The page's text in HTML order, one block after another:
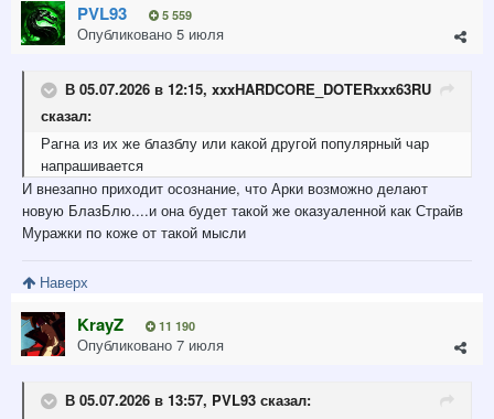
PVL93 5 559
Опубликовано 5 июля
В 05.07.2026 в 12:15, xxxHARDCORE_DOTERxxx63RU
сказал:
Рагна из их же блазблу или какой другой популярный чар
напрашивается
И внезапно приходит осознание, что Арки возможно делают
новую БлазБлю....и она будет такой же оказуаленной как Страйв
Муражки по коже от такой мысли
Наверх
KrayZ 11 190
Опубликовано 7 июля
В 05.07.2026 в 13:57, PVL93 сказал: